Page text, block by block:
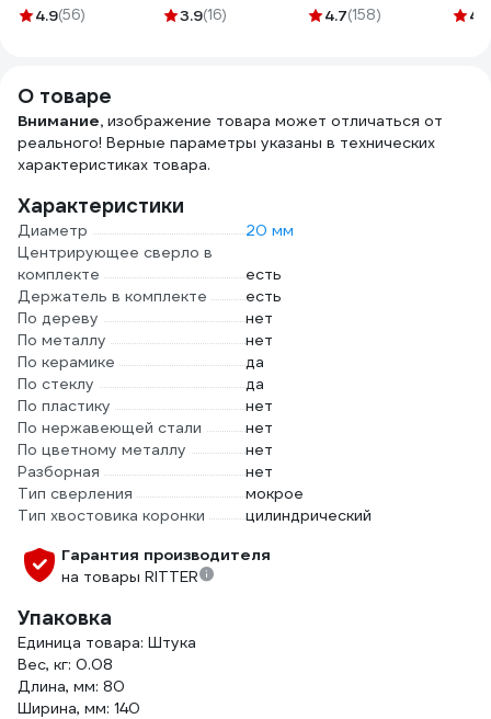
чашечная) 600114
4.9(56)
с АВТО
3.9(16)
пластик 141004
4.7(158)
200
4.3
О товаре
Внимание, изображение товара может отличаться от
реального! Верные параметры указаны в технических
характеристиках товара.
Характеристики
Диаметр
20 мм
Центрирующее сверло в
комплекте
есть
Держатель в комплекте
есть
По дереву
нет
По металлу
нет
По керамике
да
По стеклу
да
По пластику
нет
По нержавеющей стали
нет
По цветному металлу
нет
Разборная
нет
Тип сверления
мокрое
Тип хвостовика коронки
цилиндрический
Гарантия производителя
на товары RITTER
Упаковка
Единица товара: Штука
Вес, кг: 0.08
Длина, мм: 80
Ширина, мм: 140